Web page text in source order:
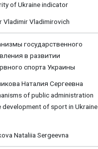
of Ukraine indicator
Vladimir Vladimirovich
государственного
в развитии
спорта Украины
Наталия Сергеевна
of public administration
development of sport in Ukraine
Nataliia Sergeevna